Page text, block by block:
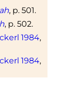
, p. 501.
, p. 502.
1984,
1984,